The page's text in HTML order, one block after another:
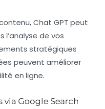
Chat GPT peut
l’analyse de vos
stratégiques
peuvent améliorer
en ligne.
via Google Search